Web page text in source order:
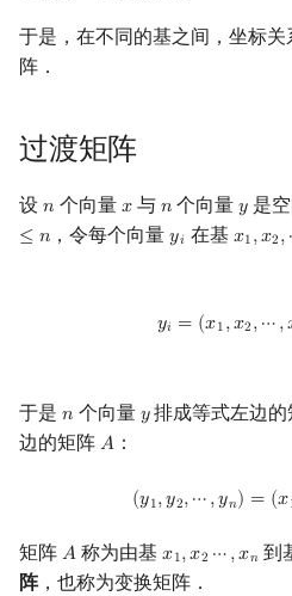
于是，在不同的基之间，坐标
阵．
过渡矩阵
设 𝑛
n 个向量 𝑥
x与 𝑛
n 个向量𝑦
y 是
≤ 𝑛 ，令每个向量𝑦𝑖
yi 在基 𝑥1,𝑥2,
x1,x2,
𝑦𝑖 = (𝑥1,𝑥2,⋯,
于是 𝑛
n 个向量 𝑦
y排成等式左边的
边的矩阵 𝐴
A ：
(𝑦1,𝑦2,⋯,𝑦𝑛) = (𝑥
y1, 2, ⋯, yn )= x1
矩阵 𝐴
A 称为由基 𝑥1,𝑥2 ⋯,𝑥𝑛
x1,x2⋯, xn 到
阵，也称为变换矩阵．